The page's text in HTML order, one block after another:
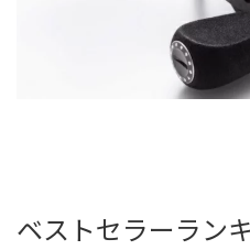
ベストセラーラン